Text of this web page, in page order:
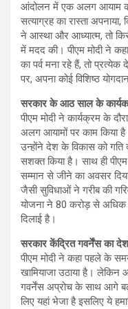
आंदोलन में एक अलग आयाम
सत्याग्रह का रास्ता
ने आस्था और आध्यात्म, तो
में मदद की। पीएम मोदी ने
का पर्व मना रहे हैं, तो
पर, अपना कोई विशिष्ठ
सरकार के आठ साल के
पीएम मोदी ने कार्यक्रम के
अलग आयामों पर काम किया
उन्होंने देश के विकास को गति
सशक्त किया है। साथ ही
सम्मान से जीने का अवसर
जैसी सुविधाओं ने गरीब की
योजना ने 80 करोड़ से
दिलाई है।
सरकार केंद्रित गवर्नेंस का देश
पीएम मोदी ने कहा पहले के
खामियाजा उठाया है।
गवर्नेंस अप्रोच के साथ आगे
लिए यहां भेजा है इसलिए ये